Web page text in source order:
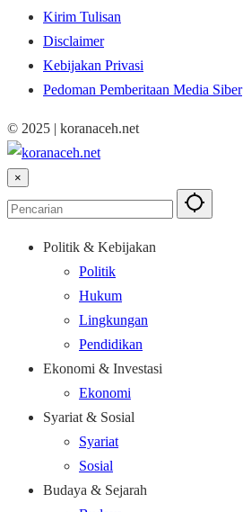
Kirim Tulisan
Disclaimer
Kebijakan Privasi
Pedoman Pemberitaan Media Siber
© 2025 | koranaceh.net
×
Politik & Kebijakan
Politik
Hukum
Lingkungan
Pendidikan
Ekonomi & Investasi
Ekonomi
Syariat & Sosial
Syariat
Sosial
Budaya & Sejarah